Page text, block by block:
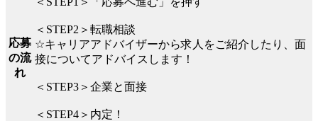
応募
の流
れ
＜STEP2＞転職相談
☆キャリアアドバイザーから求人をご紹介したり、面
接についてアドバイスします！
＜STEP3＞企業と面接
＜STEP4＞内定！